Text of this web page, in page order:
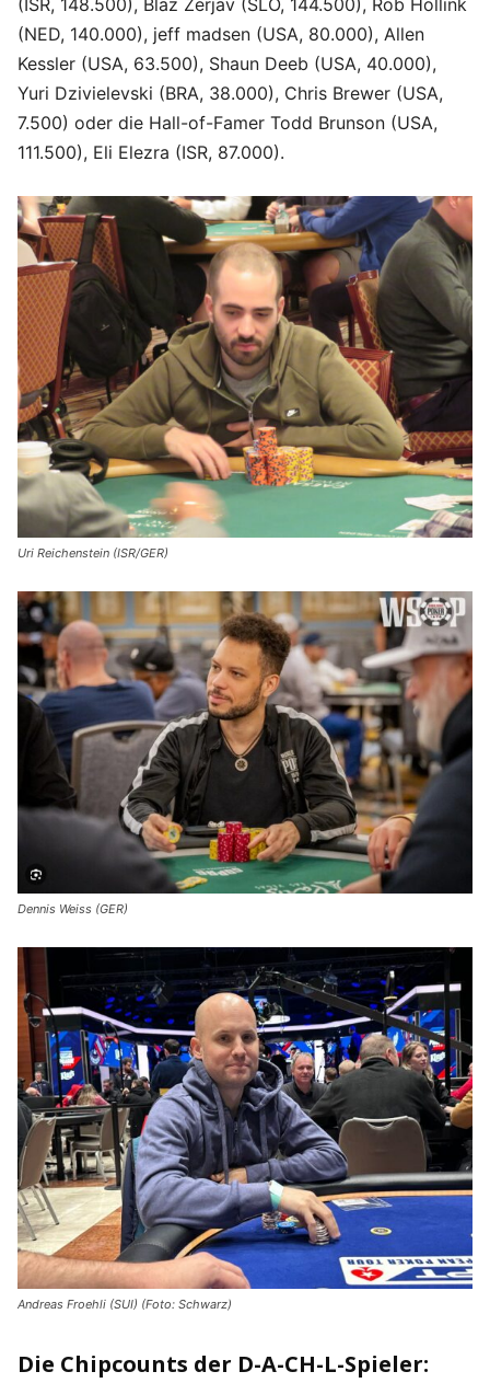
(ISR, 148.500), Blaz Zerjav (SLO, 144.500), Rob Hollink
(NED, 140.000), jeff madsen (USA, 80.000), Allen
Kessler (USA, 63.500), Shaun Deeb (USA, 40.000),
Yuri Dzivielevski (BRA, 38.000), Chris Brewer (USA,
7.500) oder die Hall-of-Famer Todd Brunson (USA,
111.500), Eli Elezra (ISR, 87.000).
Uri Reichenstein (ISR/GER)
Dennis Weiss (GER)
Andreas Froehli (SUI) (Foto: Schwarz)
Die Chipcounts der D-A-CH-L-Spieler: